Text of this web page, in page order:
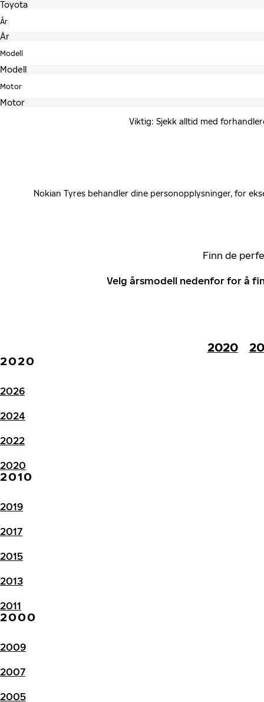
År
Modell
Motor
Viktig: Sjekk alltid med
Nokian Tyres behandler dine personopplysninger, for
Finn de
Velg årsmodell nedenfor for å
2020
2020
2026
2024
2022
2020
2010
2019
2017
2015
2013
2011
2000
2009
2007
2005